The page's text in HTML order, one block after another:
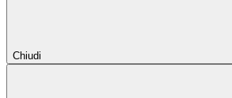
Chiudi